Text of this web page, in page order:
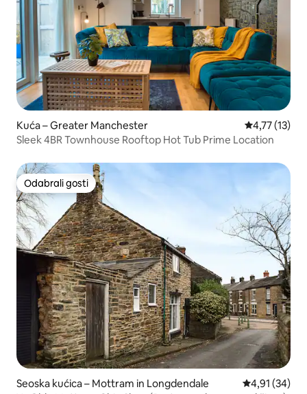
Kuća – Greater Manchester Prosječna
4,77 (13)
Sleek 4BR Townhouse Rooftop Hot Tub Prime Location
Odabrali gosti
Odabrali gosti
Seoska kućica – Mottram in Longdendale Prosječna
4,91 (34)